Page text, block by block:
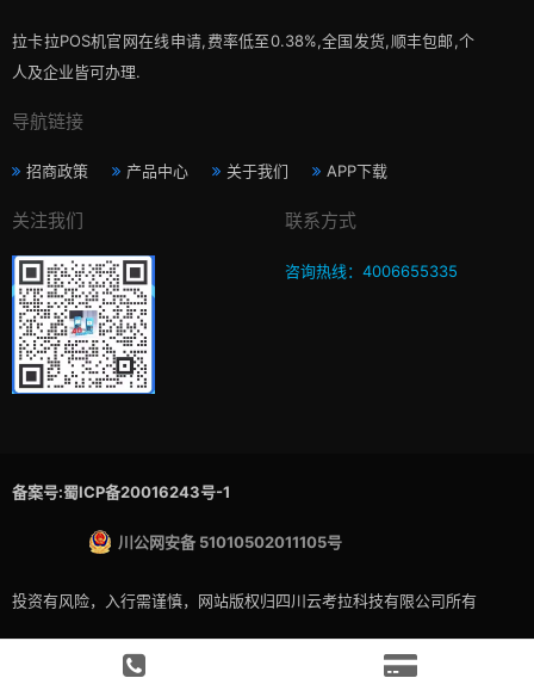
拉卡拉POS机官网在线申请,费率低至0.38%,全国发货,顺丰包邮,个
人及企业皆可办理.
导航链接
招商政策 产品中心 关于我们 APP下载
关注我们 联系方式
咨询热线：4006655335
备案号:蜀ICP备20016243号-1
川公网安备 51010502011105号
投资有风险，入行需谨慎，网站版权归四川云考拉科技有限公司所有